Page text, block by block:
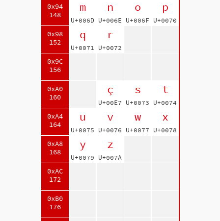
0x94
148
0x98
152
0x9C
156
0xA0
160
0xA4
164
0xA8
168
0xAC
172
0xB0
176
m
U+006D
n
U+006E
o
U+006F
p
U+0070
q
U+0071
r
U+0072
ç
U+00E7
s
U+0073
t
U+0074
u
U+0075
v
U+0076
w
U+0077
x
U+0078
y
U+0079
z
U+007A